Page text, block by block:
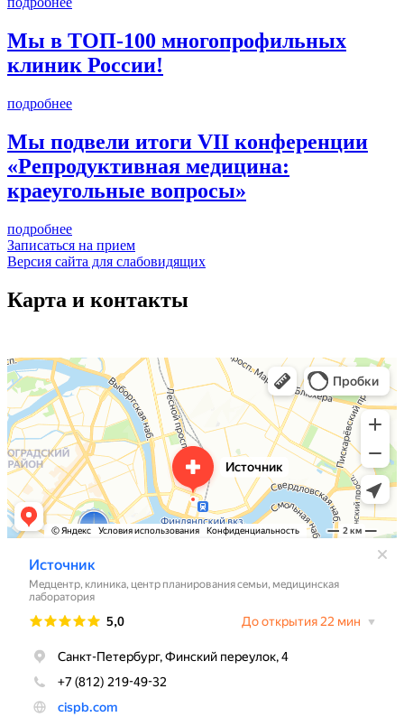
Мы в ТОП-100 многопрофильных
клиник России!
подробнее
Мы подвели итоги VII конференции
«Репродуктивная медицина:
краеугольные вопросы»
подробнее
Записаться на прием
Версия сайта для слабовидящих
Карта и контакты